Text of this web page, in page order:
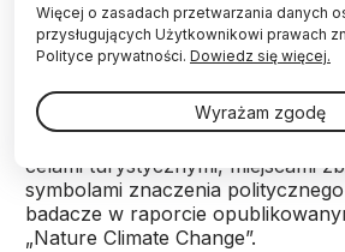
Coraz powszechniejsza
które nieodwracalnie zmieniają
wywołało tzw. turystykę ostatniej
ona ludzi, którzy chcą pożegnać
celami turystycznymi, miejscami
symbolami znaczenia
badacze w raporcie
„Nature Climate Change”.
Więcej o zasadach przetwarzania danych
przysługujących Użytkownikowi prawach
Polityce prywatności. Dowiedz się więcej.
Wyrażam zgodę